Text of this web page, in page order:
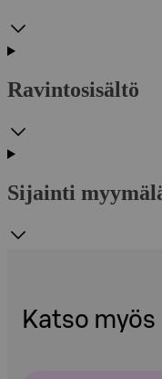
Ravintosisältö
Sijainti
Katso myös